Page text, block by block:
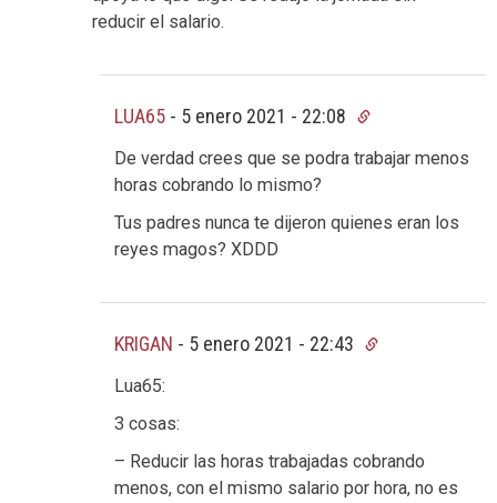
reducir el salario.
LUA65 - 5 enero 2021 - 22:08
De verdad crees que se podra trabajar menos
horas cobrando lo mismo?
Tus padres nunca te dijeron quienes eran los
reyes magos? XDDD
KRIGAN - 5 enero 2021 - 22:43
Lua65:
3 cosas:
– Reducir las horas trabajadas cobrando
menos, con el mismo salario por hora, no es